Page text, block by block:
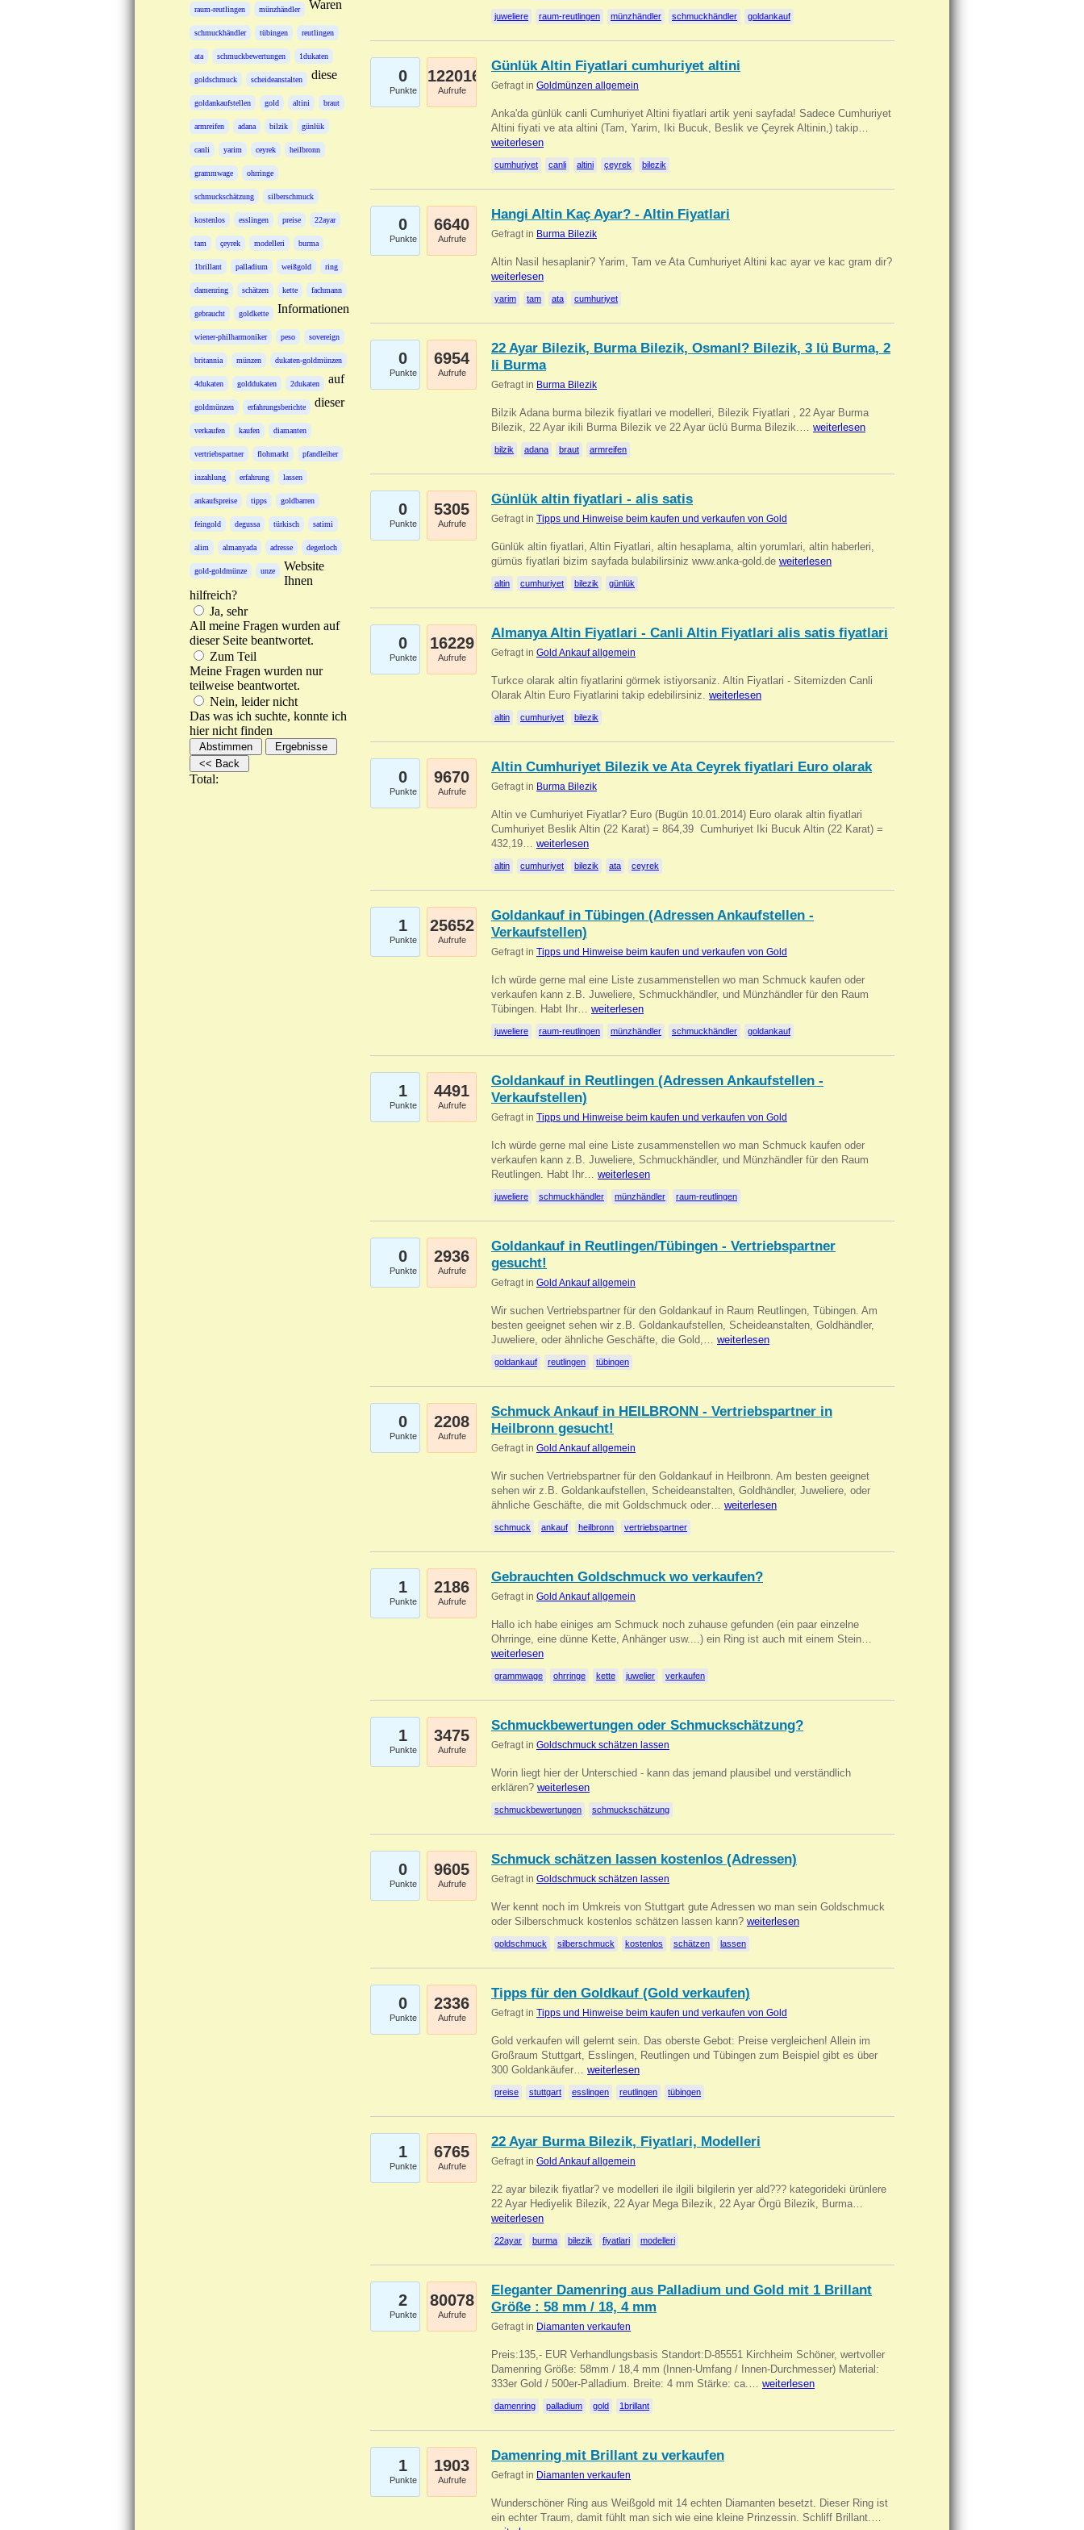
raum-reutlingen münzhändler
schmuckhändler tübingen reutlingen
ata schmuckbewertungen 1dukaten
goldschmuck scheideanstalten
goldankaufstellen gold altini braut
armreifen adana bilzik günlük
canli yarim ceyrek heilbronn
grammwage ohrringe
schmuckschätzung silberschmuck
kostenlos esslingen preise 22ayar
tam çeyrek modelleri burma
1brillant palladium weißgold ring
damenring schätzen kette fachmann
gebraucht goldkette
wiener-philharmoniker peso sovereign
britannia münzen dukaten-goldmünzen
4dukaten golddukaten 2dukaten
goldmünzen erfahrungsberichte
verkaufen kaufen diamanten
vertriebspartner flohmarkt pfandleiher
inzahlung erfahrung lassen
ankaufspreise tipps goldbarren
feingold degussa türkisch satimi
alim almanyada adresse degerloch
gold-goldmünze unze
Waren
diese
Informationen
auf
dieser
Website
Ihnen
hilfreich?
Ja, sehr
All meine Fragen wurden auf
dieser Seite beantwortet.
Zum Teil
Meine Fragen wurden nur
teilweise beantwortet.
Nein, leider nicht
Das was ich suchte, konnte ich
hier nicht finden
Total:
juweliere raum-reutlingen münzhändler schmuckhändler goldankauf
0
Punkte
122016
Aufrufe
Günlük Altin Fiyatlari cumhuriyet altini
Gefragt in Goldmünzen allgemein
Anka'da günlük canli Cumhuriyet Altini fiyatlari artik yeni sayfada! Sadece Cumhuriyet
Altini fiyati ve ata altini (Tam, Yarim, Iki Bucuk, Beslik ve Çeyrek Altinin,) takip…
weiterlesen
cumhuriyet canli altini çeyrek bilezik
0
Punkte
6640
Aufrufe
Hangi Altin Kaç Ayar? - Altin Fiyatlari
Gefragt in Burma Bilezik
Altin Nasil hesaplanir? Yarim, Tam ve Ata Cumhuriyet Altini kac ayar ve kac gram dir?
weiterlesen
yarim tam ata cumhuriyet
0
Punkte
6954
Aufrufe
22 Ayar Bilezik, Burma Bilezik, Osmanl? Bilezik, 3 lü Burma, 2
li Burma
Gefragt in Burma Bilezik
Bilzik Adana burma bilezik fiyatlari ve modelleri, Bilezik Fiyatlari , 22 Ayar Burma
Bilezik, 22 Ayar ikili Burma Bilezik ve 22 Ayar üclü Burma Bilezik.… weiterlesen
bilzik adana braut armreifen
0
Punkte
5305
Aufrufe
Günlük altin fiyatlari - alis satis
Gefragt in Tipps und Hinweise beim kaufen und verkaufen von Gold
Günlük altin fiyatlari, Altin Fiyatlari, altin hesaplama, altin yorumlari, altin haberleri,
gümüs fiyatlari bizim sayfada bulabilirsiniz www.anka-gold.de weiterlesen
altin cumhuriyet bilezik günlük
0
Punkte
16229
Aufrufe
Almanya Altin Fiyatlari - Canli Altin Fiyatlari alis satis fiyatlari
Gefragt in Gold Ankauf allgemein
Turkce olarak altin fiyatlarini görmek istiyorsaniz. Altin Fiyatlari - Sitemizden Canli
Olarak Altin Euro Fiyatlarini takip edebilirsiniz. weiterlesen
altin cumhuriyet bilezik
0
Punkte
9670
Aufrufe
Altin Cumhuriyet Bilezik ve Ata Ceyrek fiyatlari Euro olarak
Gefragt in Burma Bilezik
Altin ve Cumhuriyet Fiyatlar? Euro (Bugün 10.01.2014) Euro olarak altin fiyatlari
Cumhuriyet Beslik Altin (22 Karat) = 864,39  Cumhuriyet Iki Bucuk Altin (22 Karat) =
432,19… weiterlesen
altin cumhuriyet bilezik ata ceyrek
1
Punkte
25652
Aufrufe
Goldankauf in Tübingen (Adressen Ankaufstellen -
Verkaufstellen)
Gefragt in Tipps und Hinweise beim kaufen und verkaufen von Gold
Ich würde gerne mal eine Liste zusammenstellen wo man Schmuck kaufen oder
verkaufen kann z.B. Juweliere, Schmuckhändler, und Münzhändler für den Raum
Tübingen. Habt Ihr… weiterlesen
juweliere raum-reutlingen münzhändler schmuckhändler goldankauf
1
Punkte
4491
Aufrufe
Goldankauf in Reutlingen (Adressen Ankaufstellen -
Verkaufstellen)
Gefragt in Tipps und Hinweise beim kaufen und verkaufen von Gold
Ich würde gerne mal eine Liste zusammenstellen wo man Schmuck kaufen oder
verkaufen kann z.B. Juweliere, Schmuckhändler, und Münzhändler für den Raum
Reutlingen. Habt Ihr… weiterlesen
juweliere schmuckhändler münzhändler raum-reutlingen
0
Punkte
2936
Aufrufe
Goldankauf in Reutlingen/Tübingen - Vertriebspartner
gesucht!
Gefragt in Gold Ankauf allgemein
Wir suchen Vertriebspartner für den Goldankauf in Raum Reutlingen, Tübingen. Am
besten geeignet sehen wir z.B. Goldankaufstellen, Scheideanstalten, Goldhändler,
Juweliere, oder ähnliche Geschäfte, die Gold,… weiterlesen
goldankauf reutlingen tübingen
0
Punkte
2208
Aufrufe
Schmuck Ankauf in HEILBRONN - Vertriebspartner in
Heilbronn gesucht!
Gefragt in Gold Ankauf allgemein
Wir suchen Vertriebspartner für den Goldankauf in Heilbronn. Am besten geeignet
sehen wir z.B. Goldankaufstellen, Scheideanstalten, Goldhändler, Juweliere, oder
ähnliche Geschäfte, die mit Goldschmuck oder… weiterlesen
schmuck ankauf heilbronn vertriebspartner
1
Punkte
2186
Aufrufe
Gebrauchten Goldschmuck wo verkaufen?
Gefragt in Gold Ankauf allgemein
Hallo ich habe einiges am Schmuck noch zuhause gefunden (ein paar einzelne
Ohrringe, eine dünne Kette, Anhänger usw....) ein Ring ist auch mit einem Stein…
weiterlesen
grammwage ohrringe kette juwelier verkaufen
1
Punkte
3475
Aufrufe
Schmuckbewertungen oder Schmuckschätzung?
Gefragt in Goldschmuck schätzen lassen
Worin liegt hier der Unterschied - kann das jemand plausibel und verständlich
erklären? weiterlesen
schmuckbewertungen schmuckschätzung
0
Punkte
9605
Aufrufe
Schmuck schätzen lassen kostenlos (Adressen)
Gefragt in Goldschmuck schätzen lassen
Wer kennt noch im Umkreis von Stuttgart gute Adressen wo man sein Goldschmuck
oder Silberschmuck kostenlos schätzen lassen kann? weiterlesen
goldschmuck silberschmuck kostenlos schätzen lassen
0
Punkte
2336
Aufrufe
Tipps für den Goldkauf (Gold verkaufen)
Gefragt in Tipps und Hinweise beim kaufen und verkaufen von Gold
Gold verkaufen will gelernt sein. Das oberste Gebot: Preise vergleichen! Allein im
Großraum Stuttgart, Esslingen, Reutlingen und Tübingen zum Beispiel gibt es über
300 Goldankäufer… weiterlesen
preise stuttgart esslingen reutlingen tübingen
1
Punkte
6765
Aufrufe
22 Ayar Burma Bilezik, Fiyatlari, Modelleri
Gefragt in Gold Ankauf allgemein
22 ayar bilezik fiyatlar? ve modelleri ile ilgili bilgilerin yer ald??? kategorideki ürünlere
22 Ayar Hediyelik Bilezik, 22 Ayar Mega Bilezik, 22 Ayar Örgü Bilezik, Burma…
weiterlesen
22ayar burma bilezik fiyatlari modelleri
2
Punkte
80078
Aufrufe
Eleganter Damenring aus Palladium und Gold mit 1 Brillant
Größe : 58 mm / 18, 4 mm
Gefragt in Diamanten verkaufen
Preis:135,- EUR Verhandlungsbasis Standort:D-85551 Kirchheim Schöner, wertvoller
Damenring Größe: 58mm / 18,4 mm (Innen-Umfang / Innen-Durchmesser) Material:
333er Gold / 500er-Palladium. Breite: 4 mm Stärke: ca.… weiterlesen
damenring palladium gold 1brillant
1
Punkte
1903
Aufrufe
Damenring mit Brillant zu verkaufen
Gefragt in Diamanten verkaufen
Wunderschöner Ring aus Weißgold mit 14 echten Diamanten besetzt. Dieser Ring ist
ein echter Traum, damit fühlt man sich wie eine kleine Prinzessin. Schliff Brillant.…